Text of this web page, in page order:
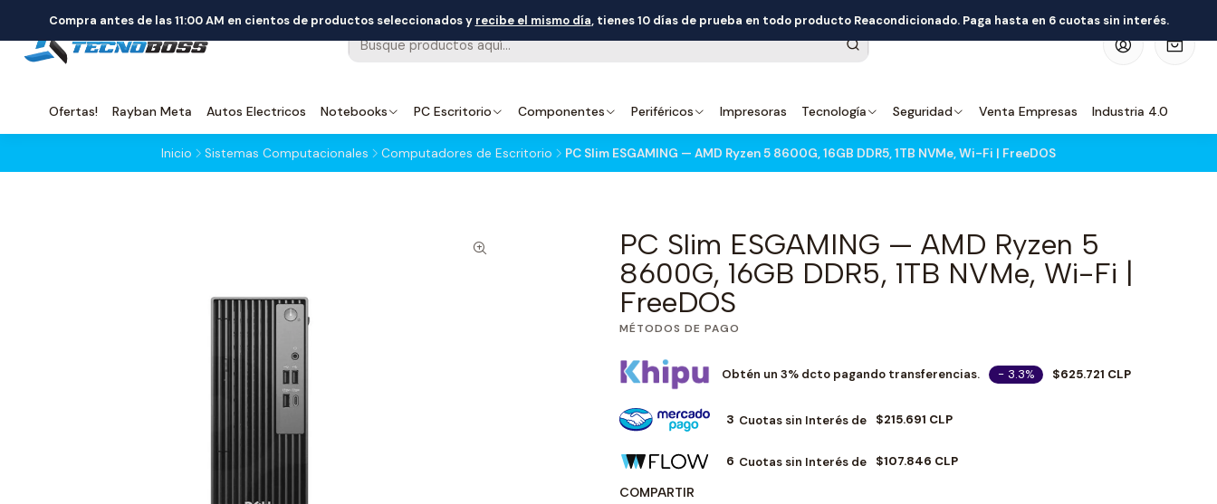
Ofertas! Rayban Meta Autos Electricos Notebooks PC Escritorio Componentes Periféricos Impresoras Tecnología Seguridad Venta Empresas Industria 4.0
Compra antes de las 11:00 AM en cientos de productos seleccionados y recibe el mismo día, tienes 10 días de prueba en todo producto Reacondicionado. Paga hasta en 6 cuotas sin interés.
Inicio Sistemas Computacionales Computadores de Escritorio PC Slim ESGAMING — AMD Ryzen 5 8600G, 16GB DDR5, 1TB NVMe, Wi-Fi | FreeDOS
PC Slim ESGAMING — AMD Ryzen 5
8600G, 16GB DDR5, 1TB NVMe, Wi-Fi |
FreeDOS
MÉTODOS DE PAGO
Obtén un 3% dcto pagando transferencias. - 3.3% $625.721 CLP
3 Cuotas sin Interés de $215.691 CLP
6 Cuotas sin Interés de $107.846 CLP
COMPARTIR